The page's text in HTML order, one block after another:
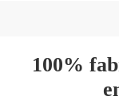
100%